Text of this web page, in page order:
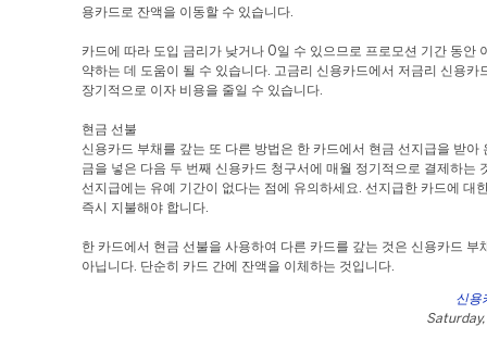
용카드로 잔액을 이동할 수 있습니다.
카드에 따라 도입 금리가 낮거나 0일 수 있으므로 프로모션 기간 동안
약하는 데 도움이 될 수 있습니다. 고금리 신용카드에서 저금리 신용카
장기적으로 이자 비용을 줄일 수 있습니다.
현금 선불
신용카드 부채를 갚는 또 다른 방법은 한 카드에서 현금 선지급을 받아
금을 넣은 다음 두 번째 신용카드 청구서에 매월 정기적으로 결제하는
선지급에는 유예 기간이 없다는 점에 유의하세요. 선지급한 카드에 대
즉시 지불해야 합니다.
한 카드에서 현금 선불을 사용하여 다른 카드를 갚는 것은 신용카드 부
아닙니다. 단순히 카드 간에 잔액을 이체하는 것입니다.
신용